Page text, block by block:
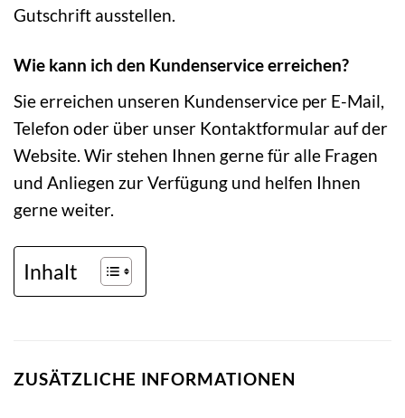
Gutschrift ausstellen.
Wie kann ich den Kundenservice erreichen?
Sie erreichen unseren Kundenservice per E-Mail,
Telefon oder über unser Kontaktformular auf der
Website. Wir stehen Ihnen gerne für alle Fragen
und Anliegen zur Verfügung und helfen Ihnen
gerne weiter.
Inhalt
ZUSÄTZLICHE INFORMATIONEN